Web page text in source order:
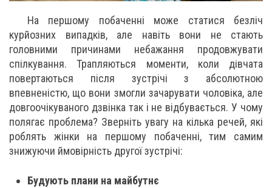
На першому побаченні може статися безліч
курйозних випадків, але навіть вони не стають
головними причинами небажання продовжувати
спілкування. Трапляються моменти, коли дівчата
повертаються після зустрічі з абсолютною
впевненістю, що вони змогли зачарувати чоловіка, але
довгоочікуваного дзвінка так і не відбувається. У чому
полягає проблема? Зверніть увагу на кілька речей, які
роблять жінки на першому побаченні, тим самим
знижуючи ймовірність другої зустрічі:
Будують плани на майбутнє